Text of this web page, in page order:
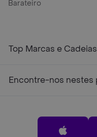
Barateiro
Top Marcas e
Encontre-nos nestes